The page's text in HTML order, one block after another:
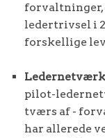
forvaltninger,
ledertrivsel i
forskellige
Ledernetværk
pilot-
tværs af -
har allerede